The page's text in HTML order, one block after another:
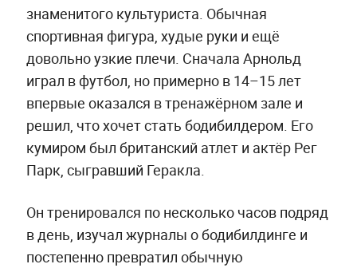
знаменитого культуриста. Обычная
спортивная фигура, худые руки и ещё
довольно узкие плечи. Сначала Арнольд
играл в футбол, но примерно в 14–15 лет
впервые оказался в тренажёрном зале и
решил, что хочет стать бодибилдером. Его
кумиром был британский атлет и актёр Рег
Парк, сыгравший Геракла.
Он тренировался по несколько часов подряд
в день, изучал журналы о бодибилдинге и
постепенно превратил обычную